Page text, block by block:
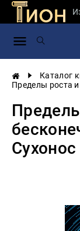
Каталог
Пределы роста
России
история
Экономика
Фантастика
будущего